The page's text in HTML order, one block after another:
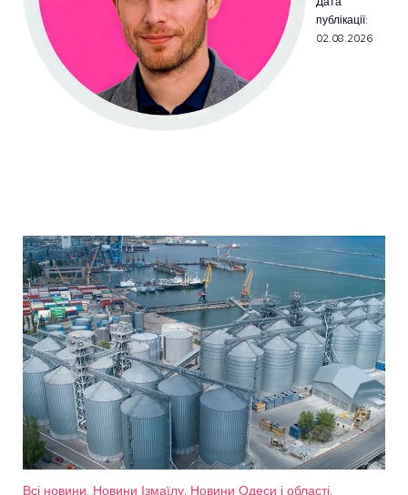
публікації:
02.08.2026
Всі новини, Новини Ізмаїлу, Новини Одеси і області,